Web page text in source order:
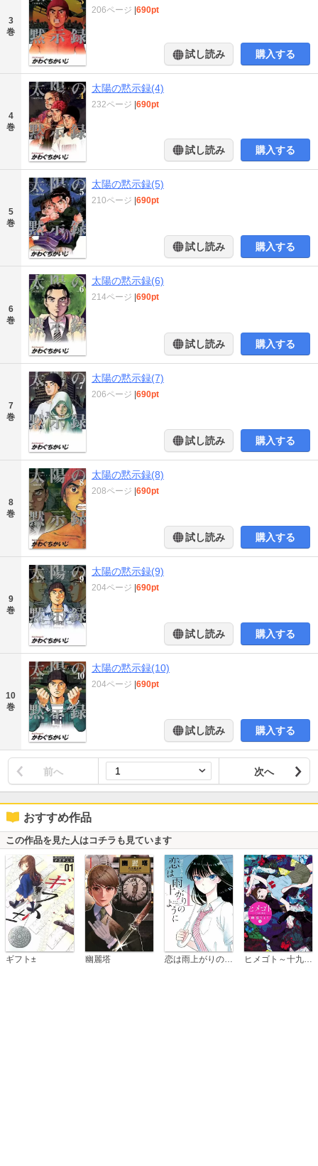
3
巻
206ページ 690pt
試し読み 購入する
4
巻
太陽の黙示録(4)
232ページ 690pt
試し読み 購入する
5
巻
太陽の黙示録(5)
210ページ 690pt
試し読み 購入する
6
巻
太陽の黙示録(6)
214ページ 690pt
試し読み 購入する
7
巻
太陽の黙示録(7)
206ページ 690pt
試し読み 購入する
8
巻
太陽の黙示録(8)
208ページ 690pt
試し読み 購入する
9
巻
太陽の黙示録(9)
204ページ 690pt
試し読み 購入する
10
巻
太陽の黙示録(10)
204ページ 690pt
試し読み 購入する
前へ 次へ
おすすめ作品
この作品を見た人はコチラも見ています
ギフト± 幽麗塔 ヒメゴト～十九歳の制服～